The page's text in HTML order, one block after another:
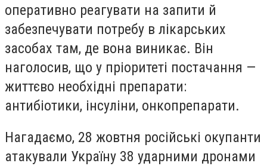
оперативно реагувати на запити й
забезпечувати потребу в лікарських
засобах там, де вона виникає. Він
наголосив, що у пріоритеті постачання —
життєво необхідні препарати:
антибіотики, інсуліни, онкопрепарати.
Нагадаємо, 28 жовтня російські окупанти
атакували Україну 38 ударними дронами